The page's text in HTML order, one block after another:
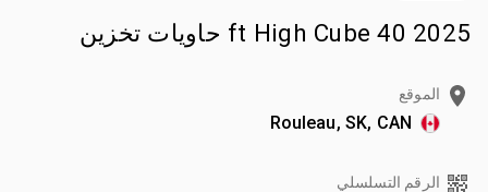
2025 40 ft High Cube حاويات تخزين
الموقع
Rouleau, SK, CAN
الرقم التسلسلي